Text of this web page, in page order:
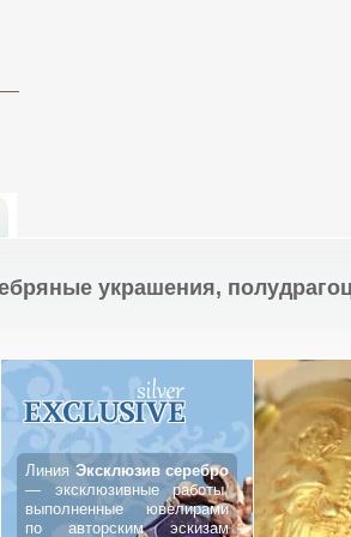
украшения,
Линия Эксклюзив серебро
— эксклюзивные работы,
выполненные ювелирами
по авторским эскизам